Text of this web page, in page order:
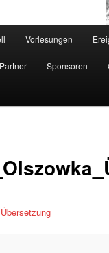
Vorlesungen
Partner Sponsoren